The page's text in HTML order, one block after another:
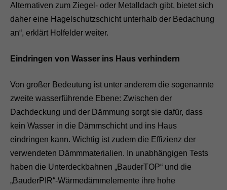
Alternativen zum Ziegel- oder Metalldach gibt, bietet sich
daher eine Hagelschutzschicht unterhalb der Bedachung
an“, erklärt Holfelder weiter.
Eindringen von Wasser ins Haus verhindern
Von großer Bedeutung ist unter anderem die sogenannte
zweite wasserführende Ebene: Zwischen der
Dachdeckung und der Dämmung sorgt sie dafür, dass
kein Wasser in die Dämmschicht und ins Haus
eindringen kann. Wichtig ist zudem die Effizienz der
verwendeten Dämmmaterialien. In unabhängigen Tests
haben die Unterdeckbahnen „BauderTOP“ und die
„BauderPIR“-Wärmedämmelemente ihre hohe